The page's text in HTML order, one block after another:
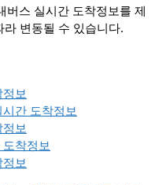
버스 실시간 도착정보를 제
변동될 수 있습니다.
보
간 도착정보
보
착정보
보